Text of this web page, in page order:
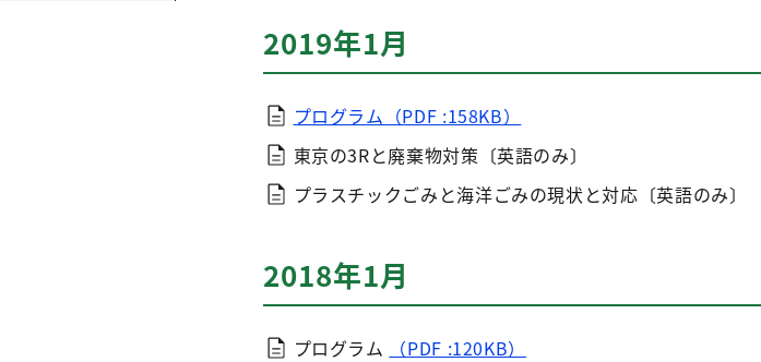
2019年1月
プログラム（PDF :158KB）
東京の3Rと廃棄物対策〔英語のみ〕
プラスチックごみと海洋ごみの現状と対応〔英語のみ〕
2018年1月
プログラム
（PDF :120KB）